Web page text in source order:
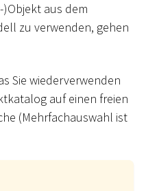
aus dem
zu verwenden, gehen
Sie wiederverwenden
auf einen freien
(Mehrfachauswahl ist